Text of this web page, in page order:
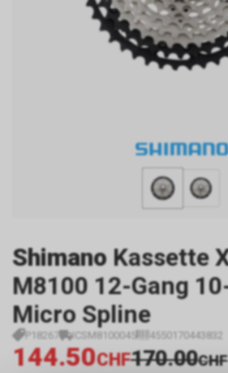
Shimano Kassette
M8100 12-Gang
Micro Spline
P18267 ICSM8100045 4550170443832
144.50CHF170.00CHF